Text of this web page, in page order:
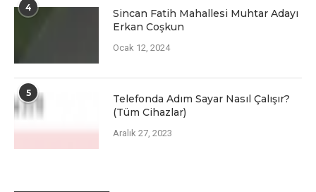
4
Sincan Fatih Mahallesi Muhtar Adayı
Erkan Coşkun
Ocak 12, 2024
5
Telefonda Adım Sayar Nasıl Çalışır?
(Tüm Cihazlar)
Aralık 27, 2023